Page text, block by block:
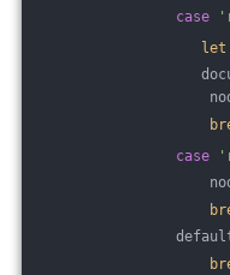
case
let
case